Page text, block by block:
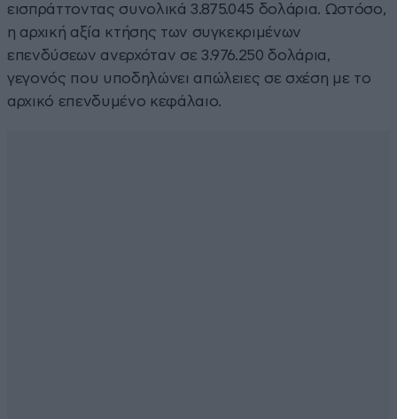
εισπράττοντας συνολικά 3.875.045 δολάρια. Ωστόσο,
η αρχική αξία κτήσης των συγκεκριμένων
επενδύσεων ανερχόταν σε 3.976.250 δολάρια,
γεγονός που υποδηλώνει απώλειες σε σχέση με το
αρχικό επενδυμένο κεφάλαιο.